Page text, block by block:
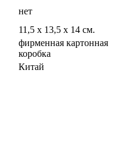
нет
11,5 х 13,5 х 14 см.
фирменная картонная
коробка
Китай